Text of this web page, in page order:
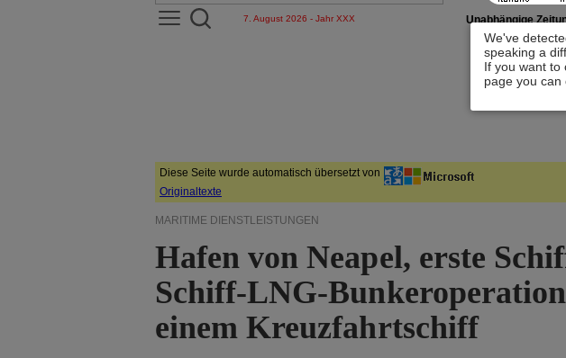
We've
speaking a
If you want to
page you can
7. August 2026 - Jahr XXX Unabhängige
Diese Seite wurde automatisch übersetzt von
Originaltexte
MARITIME DIENSTLEISTUNGEN
Hafen von Neapel, erste
Schiff-LNG-
einem Kreuzfahrtschiff